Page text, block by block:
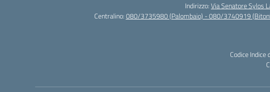
Indirizzo:Via Senatore Sylos
Centralino:080/3735980 (Palombaio) - 080/3740919
Codice